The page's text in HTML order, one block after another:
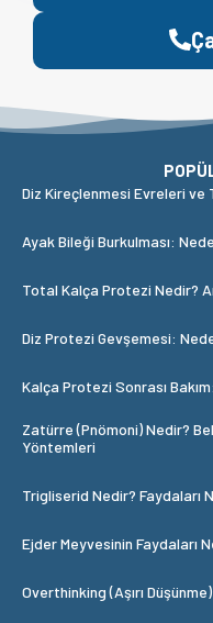
Diz Kireçlenmesi Evreleri ve
Ayak Bileği Burkulması:
Total Kalça Protezi Nedir?
Diz Protezi Gevşemesi:
Kalça Protezi Sonrası
Zatürre (Pnömoni) Nedir?
Yöntemleri
Trigliserid Nedir? Faydaları
Ejder Meyvesinin Faydaları
Overthinking (Aşırı